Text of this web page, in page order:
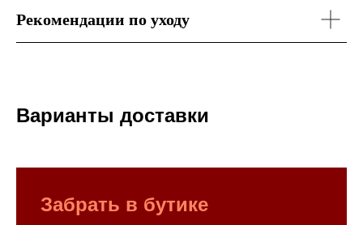
Рекомендации по уходу
Варианты доставки
Забрать в бутике